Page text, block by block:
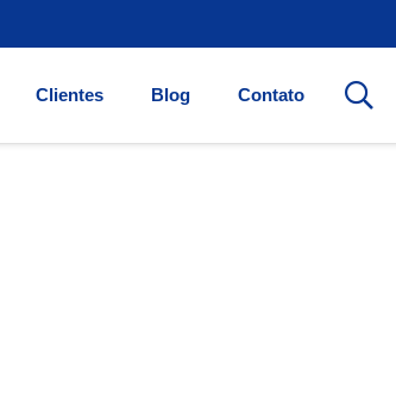
Clientes Blog Contato